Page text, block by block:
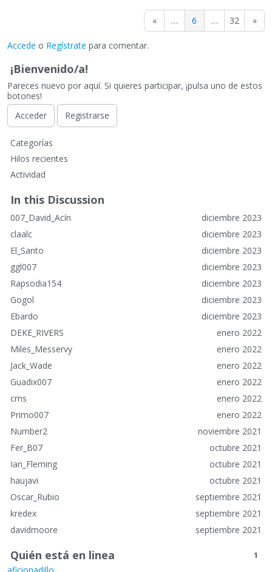
« … 6 … 32 »
Accede o Regístrate para comentar.
¡Bienvenido/a!
Pareces nuevo por aquí. Si quieres participar, ¡pulsa uno de estos
botones!
Acceder
Registrarse
E
n
a
c
e
s
r
á
d
o
s
Categorías
Hilos recientes
Actividad
In this Discussion
diciembre 2023
007_David_Acín
diciembre 2023
claalc
diciembre 2023
El_Santo
diciembre 2023
ggl007
diciembre 2023
Rapsodia154
diciembre 2023
Gogol
diciembre 2023
Ebardo
enero 2022
DEKE_RIVERS
enero 2022
Miles_Messervy
enero 2022
Jack_Wade
enero 2022
Guadix007
enero 2022
cms
enero 2022
Primo007
noviembre 2021
Number2
octubre 2021
Fer_B07
octubre 2021
Ian_Fleming
octubre 2021
haujavi
septiembre 2021
Oscar_Rubio
septiembre 2021
kredex
septiembre 2021
davidmoore
Quién está en linea 1
aficionadillo